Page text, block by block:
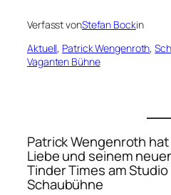
Verfasst vonStefan Bockin
Aktuell, Patrick Wengenroth,
Vaganten Bühne
Patrick Wengenroth
Liebe und seinem
Tinder Timesam
Schaubühne